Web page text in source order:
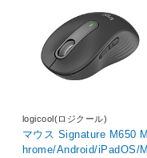
logicool(ロジクール)
マウス Signature M650
hrome/Android/iPadOS/